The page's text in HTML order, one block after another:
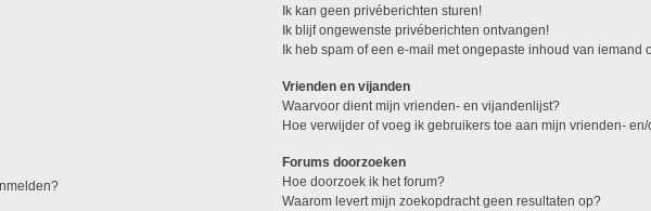
Ik kan geen privéberichten sturen!
Ik blijf ongewenste privéberichten ontvangen!
Ik heb spam of een e-mail met ongepaste inhoud van iemand
Vrienden en vijanden
Waarvoor dient mijn vrienden- en vijandenlijst?
Hoe verwijder of voeg ik gebruikers toe aan mijn vrienden-
Forums doorzoeken
Hoe doorzoek ik het forum?
Waarom levert mijn zoekopdracht geen resultaten op?